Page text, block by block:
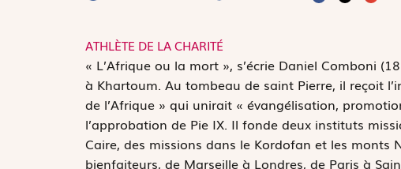
ATHLÈTE DE LA CHARITÉ
« L’Afrique ou la mort », s’écrie Daniel Comboni
à Khartoum. Au tombeau de saint Pierre, il reçoit
de l’Afrique » qui unirait « évangélisation,
l’approbation de Pie IX. Il fonde deux instituts
Caire, des missions dans le Kordofan et les monts
bienfaiteurs, de Marseille à Londres, de Paris à